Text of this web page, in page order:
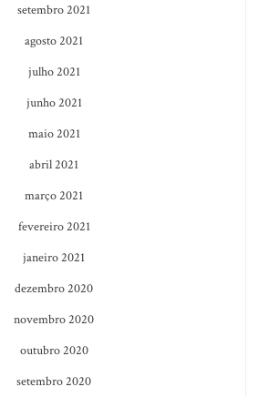
setembro 2021
agosto 2021
julho 2021
junho 2021
maio 2021
abril 2021
março 2021
fevereiro 2021
janeiro 2021
dezembro 2020
novembro 2020
outubro 2020
setembro 2020